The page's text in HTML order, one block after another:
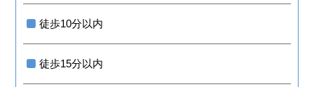
徒歩10分以内
徒歩15分以内